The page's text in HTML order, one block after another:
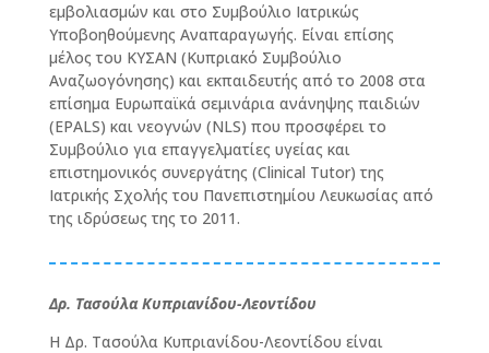
εμβολιασμών και στο Συμβούλιο Ιατρικώς
Υποβοηθούμενης Αναπαραγωγής. Είναι επίσης
μέλος του ΚΥΣΑΝ (Κυπριακό Συμβούλιο
Αναζωογόνησης) και εκπαιδευτής από το 2008 στα
επίσημα Ευρωπαϊκά σεμινάρια ανάνηψης παιδιών
(EPALS) και νεογνών (NLS) που προσφέρει το
Συμβούλιο για επαγγελματίες υγείας και
επιστημονικός συνεργάτης (Clinical Tutor) της
Ιατρικής Σχολής του Πανεπιστημίου Λευκωσίας από
της ιδρύσεως της το 2011.
Δρ. Τασούλα Κυπριανίδου-Λεοντίδου
Η Δρ. Τασούλα Κυπριανίδου-Λεοντίδου είναι